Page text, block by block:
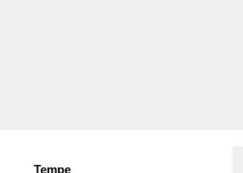
Tempe